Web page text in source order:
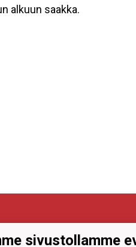
alkuun saakka.
sivustollamme